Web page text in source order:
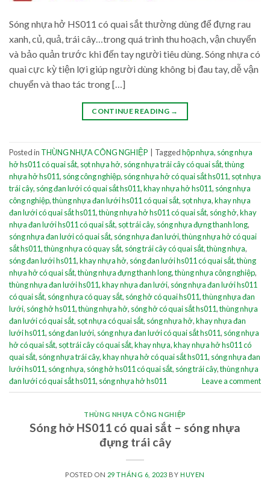
Sóng nhựa hở HS011 có quai sắt thường dùng để đựng rau
xanh, củ, quả, trái cây…trong quá trình thu hoạch, vận chuyển
và bảo quản trước khi đến tay người tiêu dùng. Sóng nhựa có
quai cực kỳ tiện lợi giúp người dùng không bị đau tay, dễ vận
chuyển và thao tác trong […]
CONTINUE READING →
Posted in THÙNG NHỰA CÔNG NGHIỆP Taggedhộp nhựa, sóng nhựa
hở hs011 có quai sắt, sọt nhựa hở, sóng nhựa trái cây có quai sắt,thùng
nhựa hở hs011, sóng công nghiệp, sóng nhựa hở có quai sắt hs011, sọt nhựa
trái cây, sóng đan lưới có quai sắt hs011,khay nhựa hở hs011, sóng nhựa
công nghiệp,thùng nhựa đan lưới hs011 có quai sắt, sọt nhựa,khay nhựa
đan lưới có quai sắt hs011,thùng nhựa hở hs011 có quai sắt, sóng hở,khay
nhựa đan lưới hs011 có quai sắt, sọt trái cây, sóng nhựa đựng thanh long,
sóng nhựa đan lưới có quai sắt, sóng nhựa đan lưới,thùng nhựa hở có quai
sắt hs011,thùng nhựa có quay sắt, sóng trái cây có quai sắt,thùng nhựa,
sóng đan lưới hs011,khay nhựa hở, sóng đan lưới hs011 có quai sắt,thùng
nhựa hở có quai sắt,thùng nhựa đựng thanh long,thùng nhựa công nghiệp,
thùng nhựa đan lưới hs011,khay nhựa đan lưới, sóng nhựa đan lưới hs011
có quai sắt, sóng nhựa có quay sắt, sóng hở có quai hs011,thùng nhựa đan
lưới, sóng hở hs011,thùng nhựa hở, sóng hở có quai sắt hs011,thùng nhựa
đan lưới có quai sắt, sọt nhựa có quai sắt, sóng nhựa hở,khay nhựa đan
lưới hs011, sóng đan lưới, sóng nhựa đan lưới có quai sắt hs011, sóng nhựa
hở có quai sắt, sọt trái cây có quai sắt,khay nhựa,khay nhựa hở hs011 có
quai sắt, sóng nhựa trái cây,khay nhựa hở có quai sắt hs011, sóng nhựa đan
lưới hs011, sóng nhựa, sóng hở hs011 có quai sắt, sóng trái cây,thùng nhựa
đan lưới có quai sắt hs011, sóng nhựa hở hs011 Leave a comment
THÙNG NHỰA CÔNG NGHIỆP
Sóng hở HS011 có quai sắt – sóng nhựa
đựng trái cây
POSTED ON 29 THÁNG 6, 2023 BY HUYEN